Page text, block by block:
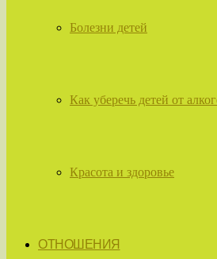
Болезни детей
Как уберечь детей от
Красота и здоровье
ОТНОШЕНИЯ